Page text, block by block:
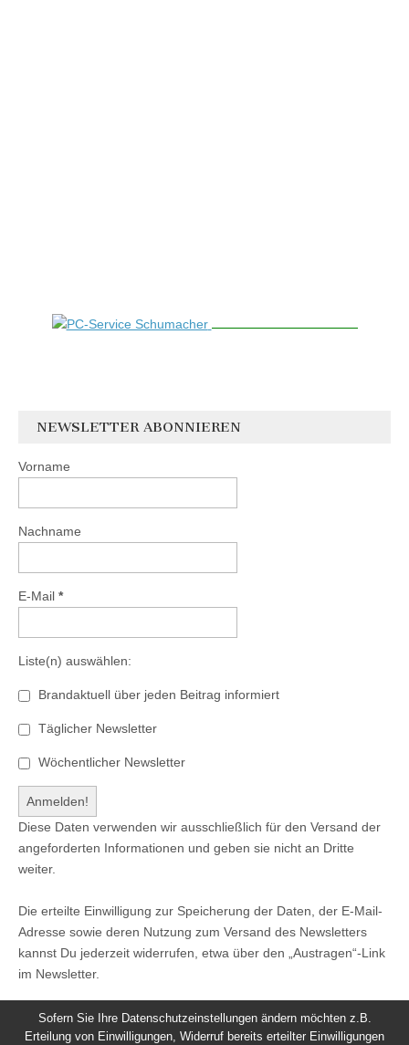
NEWSLETTER ABONNIEREN
Vorname
Nachname
E-Mail *
Liste(n) auswählen:
Brandaktuell über jeden Beitrag informiert
Täglicher Newsletter
Wöchentlicher Newsletter
Diese Daten verwenden wir ausschließlich für den Versand der
angeforderten Informationen und geben sie nicht an Dritte
weiter.
Die erteilte Einwilligung zur Speicherung der Daten, der E-Mail-
Adresse sowie deren Nutzung zum Versand des Newsletters
kannst Du jederzeit widerrufen, etwa über den „Austragen“-Link
im Newsletter.
Sofern Sie Ihre Datenschutzeinstellungen ändern möchten z.B.
Erteilung von Einwilligungen, Widerruf bereits erteilter Einwilligungen